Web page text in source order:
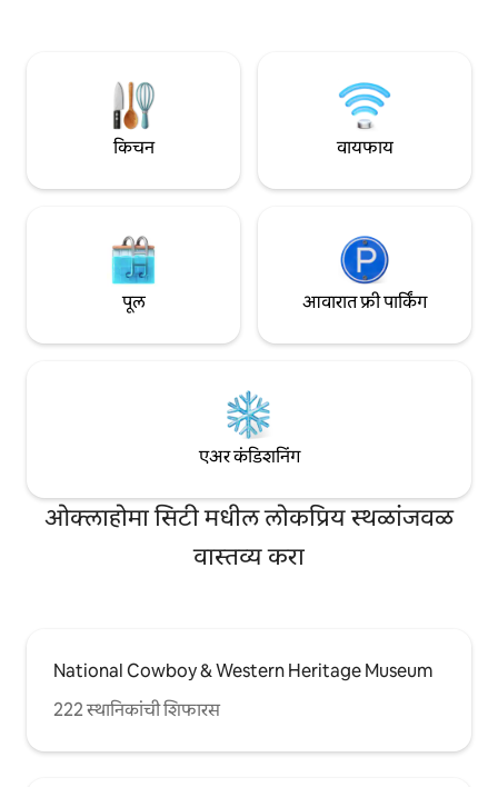
आणि बाहेर असताना त्याचे निरीक्षण केले जाते.
घराचा ॲक्सेस ड्राईव्हवेद्वारे आहे.
किचन वायफाय
पूल आवारात फ्री पार्किंग
एअर कंडिशनिंग
ओक्लाहोमा सिटी मधील लोकप्रिय स्थळांजवळ
वास्तव्य करा
National Cowboy & Western Heritage Museum
222 स्थानिकांची शिफारस